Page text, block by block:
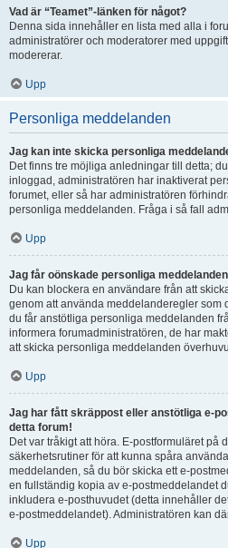
Vad är “Teamet”-länken för något?
Denna sida innehåller en lista med alla i
administratörer och moderatorer med
modererar.
Upp
Personliga meddelanden
Jag kan inte skicka personliga
Det finns tre möjliga anledningar till detta;
inloggad, administratören har inaktiverat
forumet, eller så har administratören
personliga meddelanden. Fråga i så fall
Upp
Jag får oönskade personliga
Du kan blockera en användare från att
genom att använda meddelanderegler som
du får anstötliga personliga meddelanden
informera forumadministratören, de har
att skicka personliga meddelanden
Upp
Jag har fått skräppost eller anstötliga e-
detta forum!
Det var tråkigt att höra. E-postformuläret på
säkerhetsrutiner för att kunna spåra
meddelanden, så du bör skicka ett e-
en fullständig kopia av e-postmeddelandet
inkludera e-posthuvudet (detta innehåller
e-postmeddelandet). Administratören kan
Upp